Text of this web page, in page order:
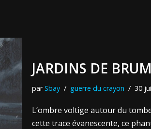
JARDINS DE
parSbay guerre du crayon 30
L’ombre voltige autour du
cette trace évanescente, ce